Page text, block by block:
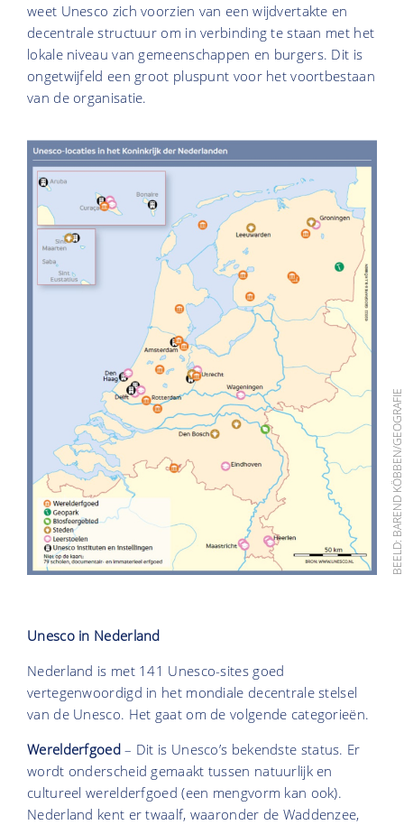
weet Unesco zich voorzien van een wijdvertakte en
decentrale structuur om in verbinding te staan met het
lokale niveau van gemeenschappen en burgers. Dit is
ongetwijfeld een groot pluspunt voor het voortbestaan
van de organisatie.
BEELD: BAREND KÖBBEN/GEOGRAFIE
Unesco in Nederland
Nederland is met 141 Unesco-sites goed
vertegenwoordigd in het mondiale decentrale stelsel
van de Unesco. Het gaat om de volgende categorieën.
Werelderfgoed– Dit is Unesco’s bekendste status. Er
wordt onderscheid gemaakt tussen natuurlijk en
cultureel werelderfgoed (een mengvorm kan ook).
Nederland kent er twaalf, waaronder de Waddenzee,